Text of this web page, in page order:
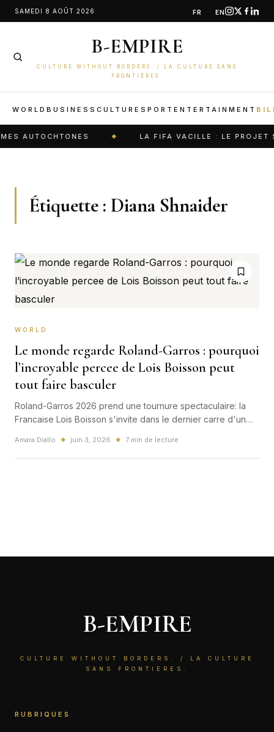
AllerSAMEDI 8 AOÛT 2026 FR EN
B-EMPIRE
CULTURE WITHOUT BORDERS. / LA CULTURE SANS
FRONTIÈRES.
WORLD BUSINESS CULTURE SPORT ENTERTAINMENT
AUTOCHTONES LA FIFA VACILLE : LE PROJET
Étiquette : Diana Shnaider
WORLD
Le monde regarde Roland-Garros : pourquoi
l’incroyable percee de Lois Boisson peut
tout faire basculer
Roland-Garros 2026 prend une tournure spectaculaire: la
Francaise Lois Boisson s'invite dans le dernier carre d'un
conte francais et onde de choc mondiale, Paris devient le
centre d'un seisme tennistique.
Amara Diallo ◆ juin 3, 2026 ◆ 7 min de lecture
B-EMPIRE
CULTURE WITHOUT BORDERS. / LA CULTURE
SANS FRONTIÈRES.
RUBRIQUES